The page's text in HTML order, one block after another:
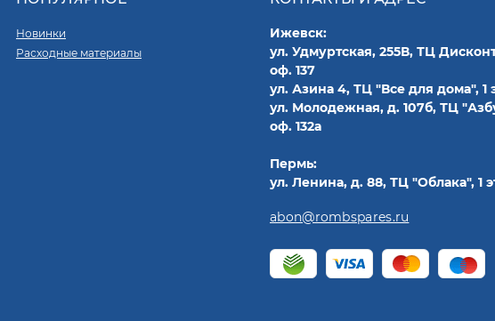
Новинки
Расходные материалы
Ижевск:
ул. Удмуртская, 255В, ТЦ
оф. 137
ул. Азина 4, ТЦ "Все для дома", 1
ул. Молодежная, д. 107б, ТЦ
оф. 132а
Пермь:
ул. Ленина, д. 88, ТЦ "Облака", 1
abon@rombspares.ru